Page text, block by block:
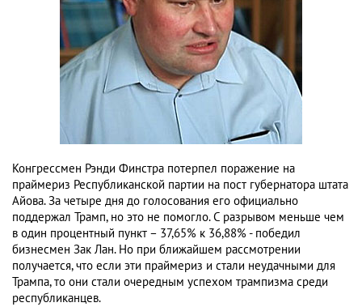
Конгрессмен Рэнди Финстра потерпел поражение на
праймериз Республиканской партии на пост губернатора штата
Айова. За четыре дня до голосования его официально
поддержал Трамп, но это не помогло. С разрывом меньше чем
в один процентный пункт – 37,65% к 36,88% - победил
бизнесмен Зак Лан. Но при ближайшем рассмотрении
получается, что если эти праймериз и стали неудачными для
Трампа, то они стали очередным успехом трампизма среди
республиканцев.